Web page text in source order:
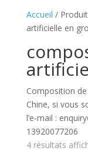
Accueil /
artificielle en
Composition
Chine, si vous
l’e-mail :
13920077206
4 résultats